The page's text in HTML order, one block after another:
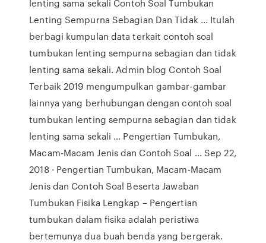
lenting sama sekali Contoh Soal Tumbukan
Lenting Sempurna Sebagian Dan Tidak ... Itulah
berbagi kumpulan data terkait contoh soal
tumbukan lenting sempurna sebagian dan tidak
lenting sama sekali. Admin blog Contoh Soal
Terbaik 2019 mengumpulkan gambar-gambar
lainnya yang berhubungan dengan contoh soal
tumbukan lenting sempurna sebagian dan tidak
lenting sama sekali … Pengertian Tumbukan,
Macam-Macam Jenis dan Contoh Soal ... Sep 22,
2018 · Pengertian Tumbukan, Macam-Macam
Jenis dan Contoh Soal Beserta Jawaban
Tumbukan Fisika Lengkap – Pengertian
tumbukan dalam fisika adalah peristiwa
bertemunya dua buah benda yang bergerak.